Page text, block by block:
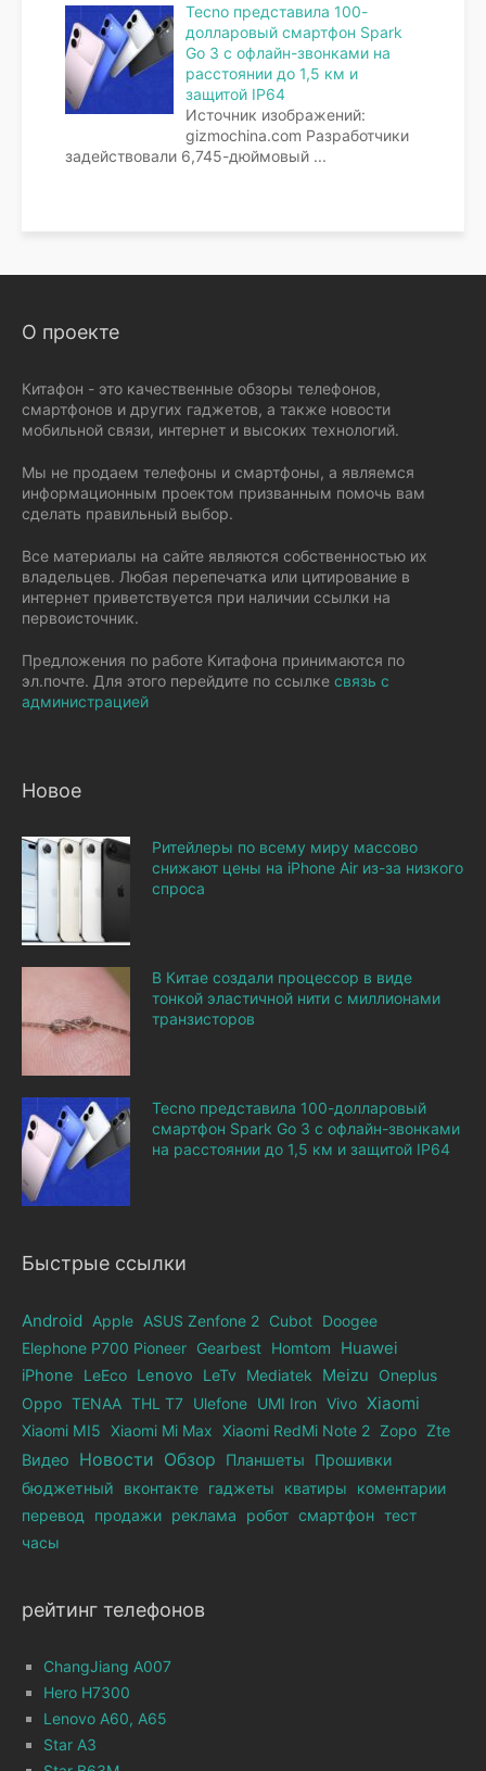
Tecno представила 100-
долларовый смартфон Spark
Go 3 с офлайн-звонками на
расстоянии до 1,5 км и
защитой IP64
Источник изображений:
gizmochina.com Разработчики
задействовали 6,745-дюймовый ...
О проекте
Китафон - это качественные обзоры телефонов,
смартфонов и других гаджетов, а также новости
мобильной связи, интернет и высоких технологий.
Мы не продаем телефоны и смартфоны, а являемся
информационным проектом призванным помочь вам
сделать правильный выбор.
Все материалы на сайте являются собственностью их
владельцев. Любая перепечатка или цитирование в
интернет приветствуется при наличии ссылки на
первоисточник.
Предложения по работе Китафона принимаются по
эл.почте. Для этого перейдите по ссылке связь с
администрацией
Новое
Ритейлеры по всему миру массово
снижают цены на iPhone Air из-за низкого
спроса
В Китае создали процессор в виде
тонкой эластичной нити с миллионами
транзисторов
Tecno представила 100-долларовый
смартфон Spark Go 3 с офлайн-звонками
на расстоянии до 1,5 км и защитой IP64
Быстрые ссылки
Android Apple ASUS Zenfone 2 Cubot Doogee
Elephone Р700 Pioneer Gearbest Homtom
Huawei
iPhone
LeEco Lenovo LeTv Mediatek Meizu
Oneplus
Oppo TENAA THL T7 Ulefone UMI Iron Vivo Xiaomi
Xiaomi MI5 Xiaomi Mi Max Xiaomi RedMi Note 2 Zopo Zte
Видео Новости Обзор Планшеты
Прошивки
бюджетный
вконтакте гаджеты кватиры
коментарии
перевод
продажи реклама робот смартфон тест
часы
рейтинг телефонов
ChangJiang A007
Hero H7300
Lenovo A60, A65
Star A3